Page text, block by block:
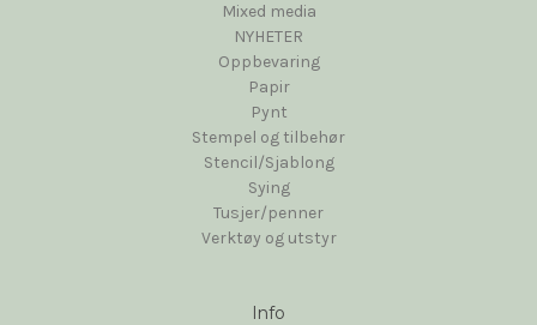
Mixed media
NYHETER
Oppbevaring
Papir
Pynt
Stempel og tilbehør
Stencil/Sjablong
Sying
Tusjer/penner
Verktøy og utstyr
Info